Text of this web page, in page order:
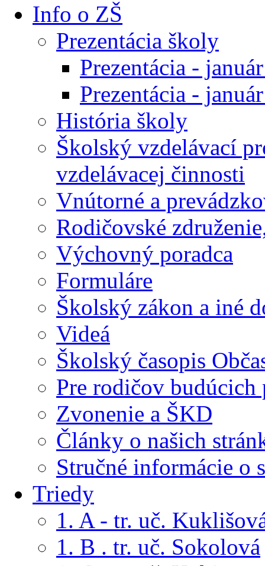
Info o ZŠ
Prezentácia školy
Prezentácia -
Prezentácia -
História školy
Školský vzdelávací
vzdelávacej činnosti
Vnútorné a
Rodičovské
Výchovný poradca
Formuláre
Školský zákon a iné
Videá
Školský časopis
Pre rodičov budúcich
Zvonenie a ŠKD
Články o našich
Stručné informácie o
Triedy
1. A - tr. uč.
1. B . tr. uč. Sokolová